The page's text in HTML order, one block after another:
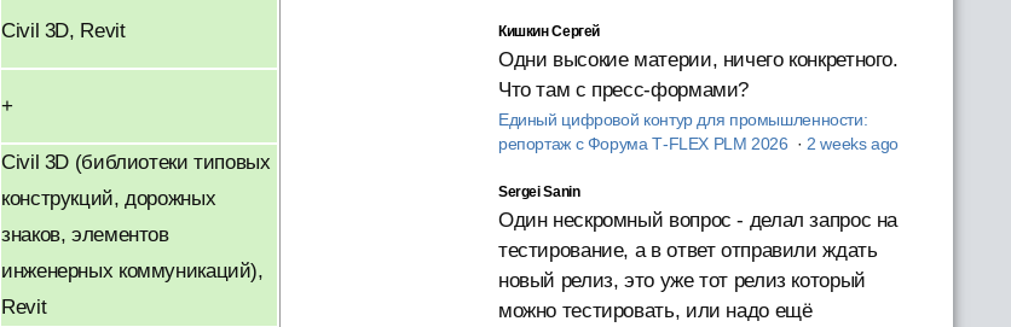
Civil 3D, Revit
+
Civil 3D (библиотеки типовых
конструкций, дорожных
знаков, элементов
инженерных коммуникаций),
Revit
Кишкин Сергей
Одни высокие материи, ничего конкретного.
Что там с пресс-формами?
Единый цифровой контур для промышленности:
репортаж с Форума T‑FLEX PLM 2026 · 2 weeks ago
Sergei Sanin
Один нескромный вопрос - делал запрос на
тестирование, а в ответ отправили ждать
новый релиз, это уже тот релиз который
можно тестировать, или надо ещё